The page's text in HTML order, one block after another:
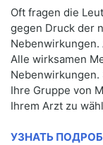
Oft fragen die
gegen Druck der
Alle wirksamen
Ihre Gruppe von
Ihrem Arzt zu
УЗНАТЬ